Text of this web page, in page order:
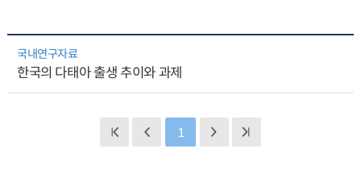
국내연구자료
한국의 다태아 출생 추이와 과제
1